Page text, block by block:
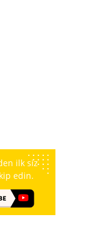
ilk siz
edin.